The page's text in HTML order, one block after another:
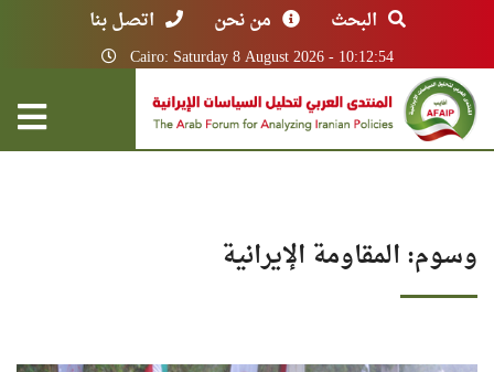
البحث من نحن اتصل بنا
Cairo: Saturday 8 August 2026 - 10:12:54
وسوم: المقاومة الإيرانية